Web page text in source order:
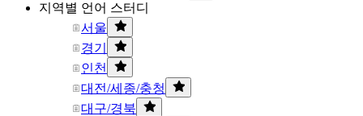
지역별 언어 스터디
서울
경기
인천
대전/세종/충청
대구/경북